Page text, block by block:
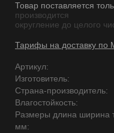
Товар поставляется
производится
округление до целого
Тарифы на доставку по
Артикул:
Изготовитель:
Страна-производитель:
Влагостойкость:
Размеры длина ширина
мм: